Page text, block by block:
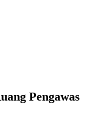
Pengawas